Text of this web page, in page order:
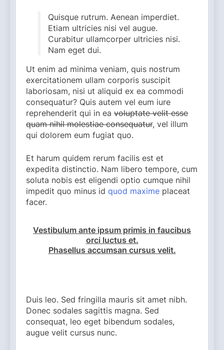
Quisque rutrum. Aenean imperdiet.
Etiam ultricies nisi vel augue.
Curabitur ullamcorper ultricies nisi.
Nam eget dui.
Ut enim ad minima veniam, quis nostrum
exercitationem ullam corporis suscipit
laboriosam, nisi ut aliquid ex ea commodi
consequatur? Quis autem vel eum iure
reprehenderit qui in ea voluptate velit esse
quam nihil molestiae consequatur, vel illum
qui dolorem eum fugiat quo.
Et harum quidem rerum facilis est et
expedita distinctio. Nam libero tempore, cum
soluta nobis est eligendi optio cumque nihil
impedit quo minus id quod maxime placeat
facer.
Vestibulum ante ipsum primis in faucibus
orci luctus et.
Phasellus accumsan cursus velit.
Duis leo. Sed fringilla mauris sit amet nibh.
Donec sodales sagittis magna. Sed
consequat, leo eget bibendum sodales,
augue velit cursus nunc.